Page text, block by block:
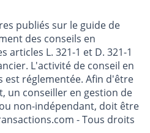
publiés sur le guide de
des conseils en
articles L. 321-1 et D. 321-1
L'activité de conseil en
est réglementée. Afin d'être
un conseiller en gestion de